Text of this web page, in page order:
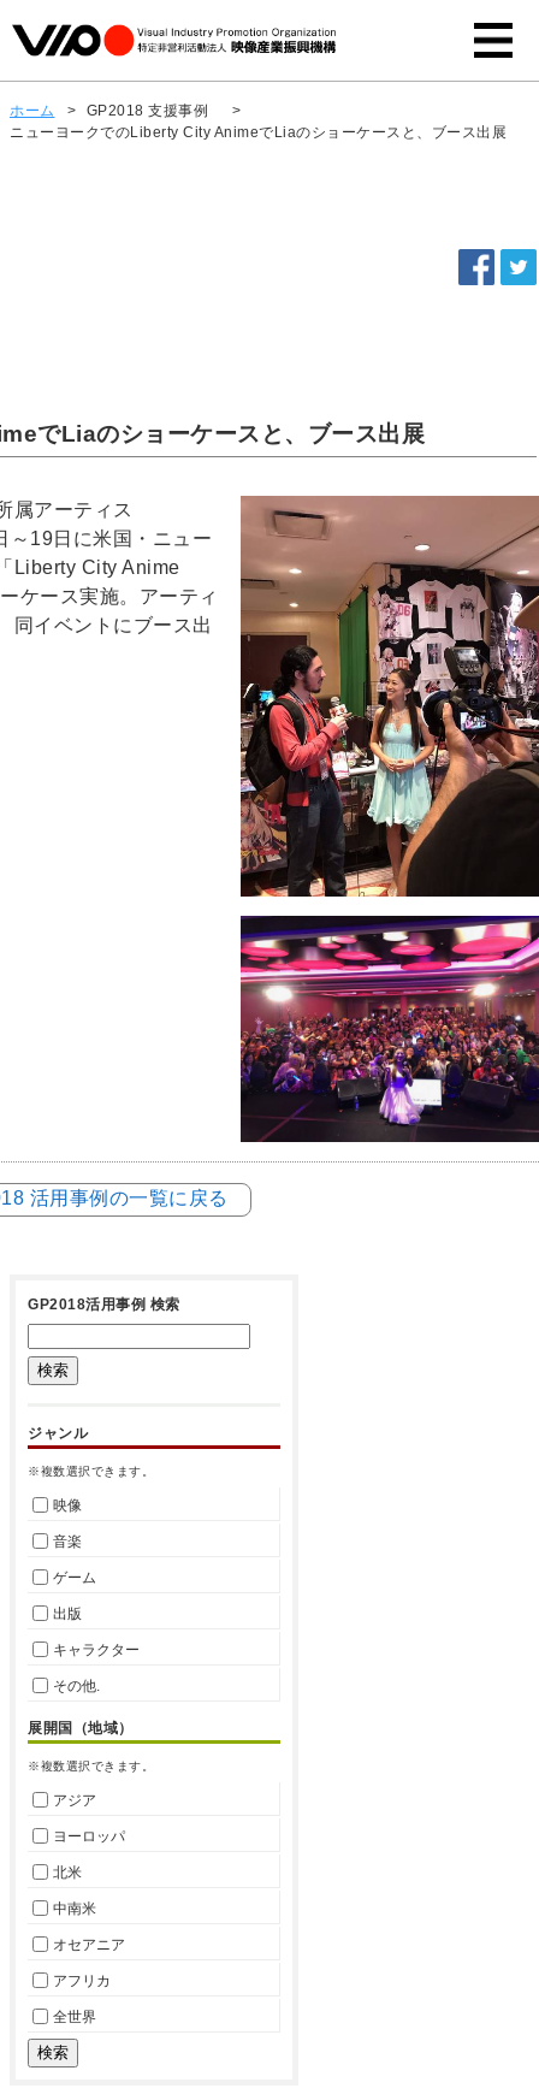
ホーム > GP2018 支援事例
>
ニューヨークでのLiberty City AnimeでLiaのショーケースと、ブース出展
でLiaのショーケースと、ブース出展
属アーティス
～19日に米国・ニュー
Liberty City Anime
ケース実施。アーティ
同イベントにブース出
活用事例の一覧に戻る
GP2018活用事例 検索
ジャンル
※複数選択できます。
映像
音楽
ゲーム
出版
キャラクター
その他.
展開国（地域）
※複数選択できます。
アジア
ヨーロッパ
北米
中南米
オセアニア
アフリカ
全世界